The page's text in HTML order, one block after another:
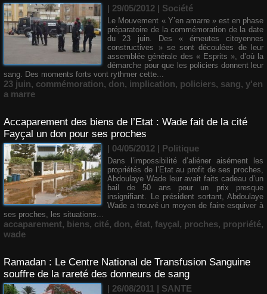
| 29/05/2012 | Société
Le Mouvement « Y’en amarre » est en phase
préparatoire de la commémoration de la date
du 23 juin. Des « émeutes citoyennes
constructives » se sont découlées de leur
assemblée générale des « Esprits », d’où la
démarche pour que les policiers donnent leur
sang. Des moments forts vont rythmer cette...
23 juin, commémoration, don, implication, policiers, sang, y'en
a marre
Accaparement des biens de l’Etat : Wade fait de la cité
Fayçal un don pour ses proches
| 04/05/2012 | Politique
Dans l’impossibilité d’aliéner aisément les
propriétés de l’Etat au profit de ses proches,
Abdoulaye Wade leur avait faits cadeau d’un
bail de 50 ans pour un prix presque
insignifiant. Le président sortant, Abdoulaye
Wade a trouvé un moyen de faire esquiver à
ses proches, les situations...
accaparement, biens, cité, don, état, fayçal, proches, propriété,
wade
Ramadan : Le Centre National de Transfusion Sanguine
souffre de la rareté des donneurs de sang
| 26/08/2011 | SANTE